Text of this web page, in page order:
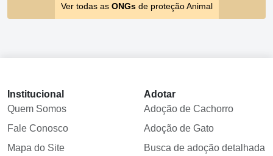
Ver todas as ONGsde proteção Animal
Institucional
Quem Somos
Fale Conosco
Mapa do Site
Adotar
Adoção de Cachorro
Adoção de Gato
Busca de adoção detalhada